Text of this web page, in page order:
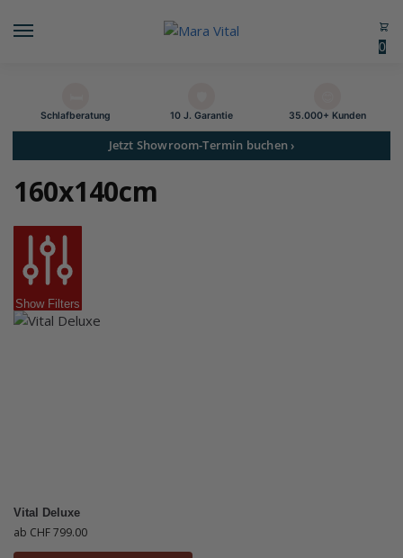
0
Schlaf­beratung 10 J. Garantie 35.000+ Kunden
Jetzt Showroom-Termin buchen ›
160x140cm
Show Filters
Vital Deluxe
ab CHF799.00